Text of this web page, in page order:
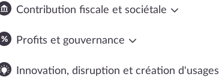
Contribution fiscale et sociétale
Profits et gouvernance
Innovation, disruption et création d'usages